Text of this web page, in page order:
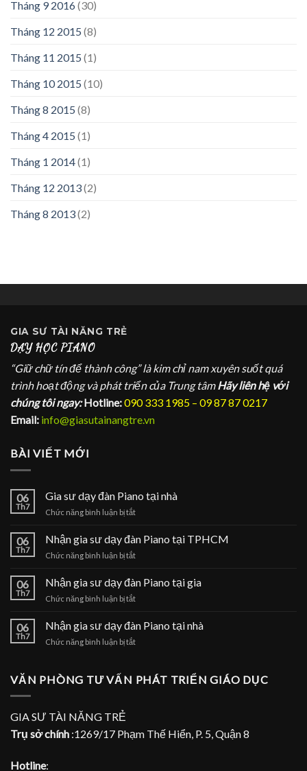
Tháng 9 2016(30)
Tháng 12 2015 (8)
Tháng 11 2015 (1)
Tháng 10 2015 (10)
Tháng 8 2015 (8)
Tháng 4 2015 (1)
Tháng 1 2014(1)
Tháng 12 2013(2)
Tháng 8 2013(2)
GIA SƯ TÀI NĂNG TRẺ
DẠY HỌC PIANO
“Giữ chữ tín để thành công” là kim chỉ nam xuyên suốt quá
trình hoạt động và phát triển của Trung tâm Hãy liên hệ với
chúng tôi ngay: Hotline:090 333 1985 – 09 87 87 0217
Email: info@giasutainangtre.vn
BÀI VIẾT MỚI
06
Th7
Gia sư dạy đàn Piano tại nhà
Chức năng bình luận bị tắtở
dạy
đàn
tại
06
Th7
Nhận gia sư dạy đàn Piano tại TPHCM
Chức năng bình luận bị tắtở
gia
sư
dạy
Piano
TPHCM
06
Th7
Nhận gia sư dạy đàn Piano tại gia
Chức năng bình luận bị tắtở
gia
sư
dạy
tại
06
Th7
Nhận gia sư dạy đàn Piano tại nhà
Chức năng bình luận bị tắtở
sư
nhà
VĂN PHÒNG TƯ VẤN PHÁT TRIỂN GIÁO DỤC
GIA SƯ TÀI NĂNG TRẺ
Trụ sở chính :1269/17 Phạm Thế Hiển, P. 5, Quận 8
Hotline: